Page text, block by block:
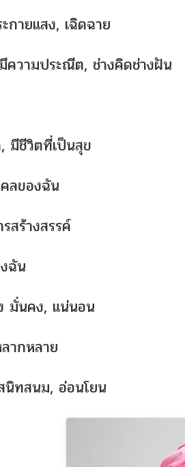
ายแสง, เฉิดฉาย
ความประณีต, ช่างคิดช่างฝัน
มีชีวิตที่เป็นสุข
ลของฉัน
สร้างสรรค์
ฉัน
มั่นคง, แน่นอน
ากหลาย
นิทสนม, อ่อนโยน